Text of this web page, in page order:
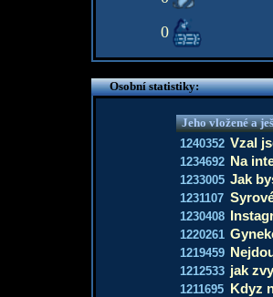
0
Osobní statistiky:
Jeho vložené a
1240352 Vzal
1234692 Na
1233005 Jak
1231107
1230408
1220261
1219459
1212533 jak
1211695 Kdyz